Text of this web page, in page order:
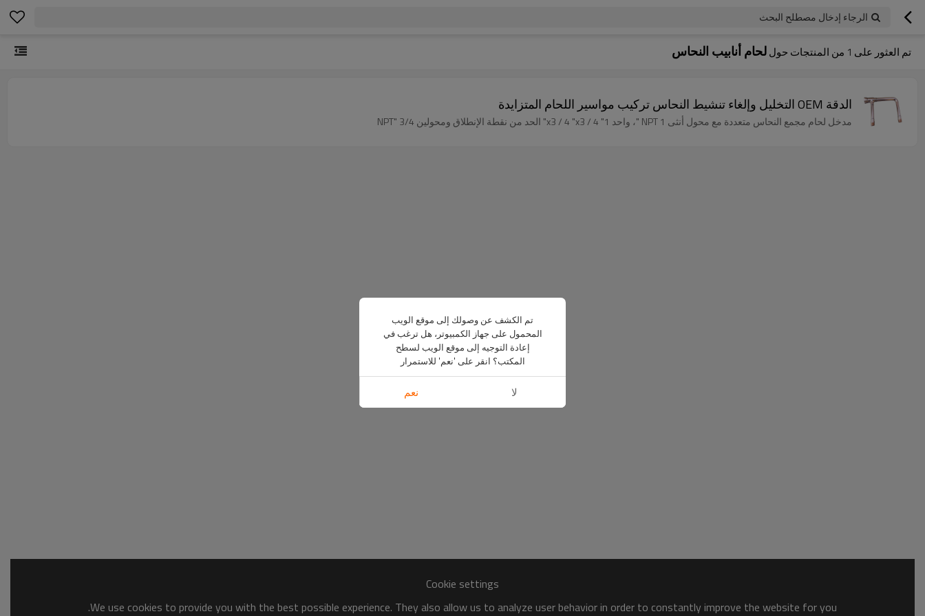
الرجاء إدخال مصطلح البحث
تم العثور على 1 من المنتجات حوللحام أنابيب النحاس
الدقة OEM التخليل وإلغاء تنشيط النحاس تركيب مواسير اللحام المتزايدة
مدخل لحام مجمع النحاس متعددة مع محول أنثى NPT 1 "، واحد 1" x3 / 4 "x3 / 4" الحد من نقطة الإنطلاق ومحولين 3/4 "NPT
Cookie settings
We use cookies to provide you with the best possible experience. They also allow us to analyze user behavior in order to constantly improve the website for you.
تم الكشف عن وصولك إلى موقع الويب
المحمول على جهاز الكمبيوتر، هل ترغب في
إعادة التوجيه إلى موقع الويب لسطح
المكتب؟ انقر على 'نعم' للاستمرار
لا نعم